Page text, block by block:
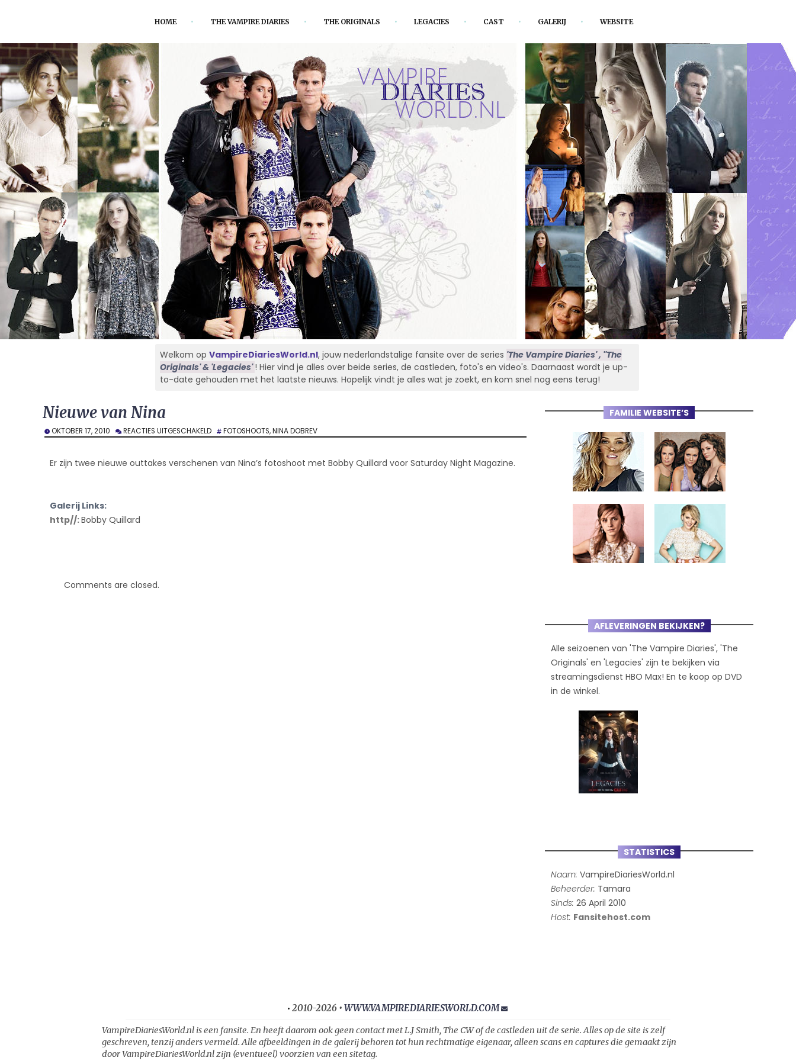
HOME THE VAMPIRE DIARIES THE ORIGINALS LEGACIES CAST GALERIJ WEBSITE
Welkom op VampireDiariesWorld.nl, jouw nederlandstalige fansite over de series 'The Vampire Diaries' , ''The
Originals' & 'Legacies'! Hier vind je alles over beide series, de castleden, foto's en video's. Daarnaast wordt je up-
to-date gehouden met het laatste nieuws. Hopelijk vindt je alles wat je zoekt, en kom snel nog eens terug!
FAMILIE WEBSITE’S
AFLEVERINGEN BEKIJKEN?
Alle seizoenen van 'The Vampire Diaries', 'The
Originals' en 'Legacies' zijn te bekijken via
streamingsdienst HBO Max! En te koop op DVD
in de winkel.
STATISTICS
Naam: VampireDiariesWorld.nl
Beheerder: Tamara
Sinds: 26 April 2010
Host: Fansitehost.com
Nieuwe van Nina
OKTOBER 17, 2010 REACTIES UITGESCHAKELDVOOR
NIEUWE
NINA
FOTOSHOOTS,NINA DOBREV
Er zijn twee nieuwe outtakes verschenen van Nina’s fotoshoot met Bobby Quillard voor Saturday Night Magazine.
Galerij Links:
http//:Bobby Quillard
Comments are closed.
• 2010-2026 • WWW.VAMPIREDIARIESWORLD.COM
VampireDiariesWorld.nl is een fansite. En heeft daarom ook geen contact met L.J Smith, The CW of de castleden uit de serie. Alles op de site is zelf
geschreven, tenzij anders vermeld. Alle afbeeldingen in de galerij behoren tot hun rechtmatige eigenaar, alleen scans en captures die gemaakt zijn
door VampireDiariesWorld.nl zijn (eventueel) voorzien van een sitetag.